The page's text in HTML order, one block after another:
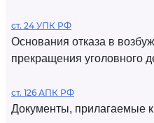
ст. 24 УПК РФ
Основания отказа в
прекращения уголовного
ст. 126 АПК РФ
Документы, прилагаемые